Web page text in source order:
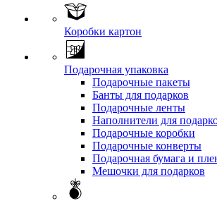
Коробки картон
Подарочная упаковка
Подарочные пакеты
Банты для подарков
Подарочные ленты
Наполнители для
Подарочные коробки
Подарочные конверты
Подарочная бумага и
Мешочки для подарков